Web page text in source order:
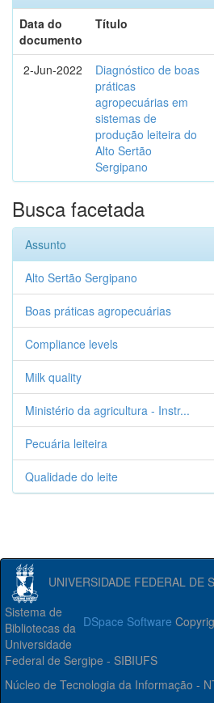
Data do
documento
Título
2-Jun-2022
Diagnóstico de boas
práticas
agropecuárias em
sistemas de
produção leiteira do
Alto Sertão
Sergipano
Busca facetada
Assunto
Alto Sertão Sergipano
Boas práticas agropecuárias
Compliance levels
Milk quality
Ministério da agricultura - Instr...
Pecuária leiteira
Qualidade do leite
UNIVERSIDADE FEDERAL DE
DSpace Software
Sistema de
Bibliotecas da
Universidade
Federal de Sergipe - SIBIUFS
Núcleo de Tecnologia da Informação -